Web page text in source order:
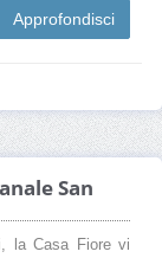
Approfondisci
San
la Casa Fiore vi